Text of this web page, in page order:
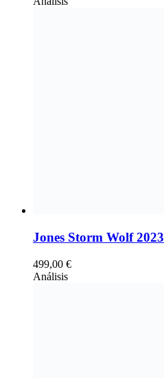
Jones Storm Wolf 2023
499,00 €
Análisis